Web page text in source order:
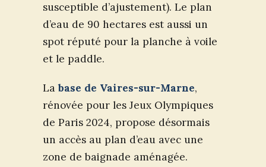
susceptible d’ajustement). Le plan
d’eau de 90 hectares est aussi un
spot réputé pour la planche à voile
et le paddle.
Labase de Vaires-sur-Marne,
rénovée pour les Jeux Olympiques
de Paris 2024, propose désormais
un accès au plan d’eau avec une
zone de baignade aménagée.